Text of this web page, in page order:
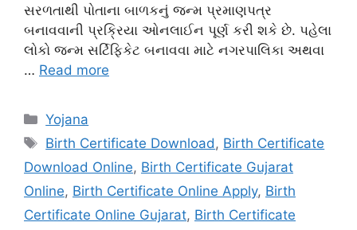
સરળતાથી પોતાના બાળકનું જન્મ પ્રમાણપત્ર
બનાવવાની પ્રક્રિયા ઓનલાઈન પૂર્ણ કરી શકે છે. પહેલા
લોકો જન્મ સર્ટિફિકેટ બનાવવા માટે નગરપાલિકા અથવા
… Read more
Categories
Yojana
Tags
Birth Certificate Download, Birth Certificate
Download Online, Birth Certificate Gujarat
Online, Birth Certificate Online Apply, Birth
Certificate Online Gujarat, Birth Certificate